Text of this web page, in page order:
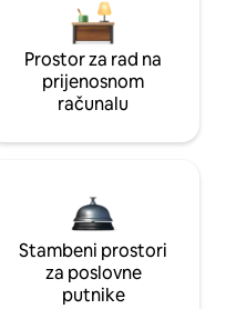
Prostor za rad na
prijenosnom
računalu
Stambeni prostori
za poslovne
putnike